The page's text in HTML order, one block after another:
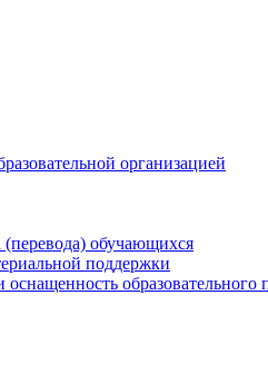
организацией
обучающихся
поддержки
образовательного